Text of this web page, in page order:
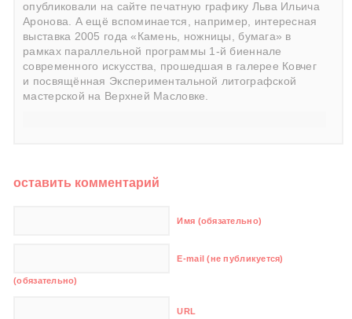
опубликовали на сайте печатную графику Льва Ильича
Аронова. А ещё вспоминается, например, интересная
выставка 2005 года «Камень, ножницы, бумага» в
рамках параллельной программы 1-й биеннале
современного искусства, прошедшая в галерее Ковчег
и посвящённая Экспериментальной литографской
мастерской на Верхней Масловке.
оставить комментарий
Имя (обязательно)
E-mail (не публикуется)
(обязательно)
URL